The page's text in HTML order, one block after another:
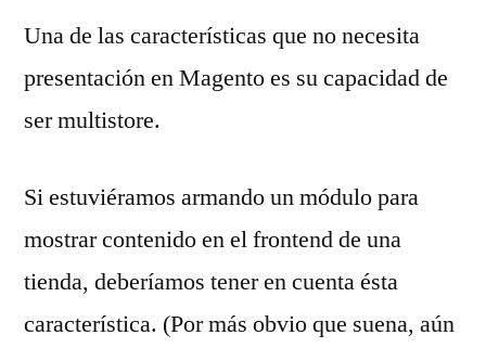
Una de las características que no necesita
presentación en Magento es su capacidad de
ser multistore.
Si estuviéramos armando un módulo para
mostrar contenido en el frontend de una
tienda, deberíamos tener en cuenta ésta
característica. (Por más obvio que suena, aún